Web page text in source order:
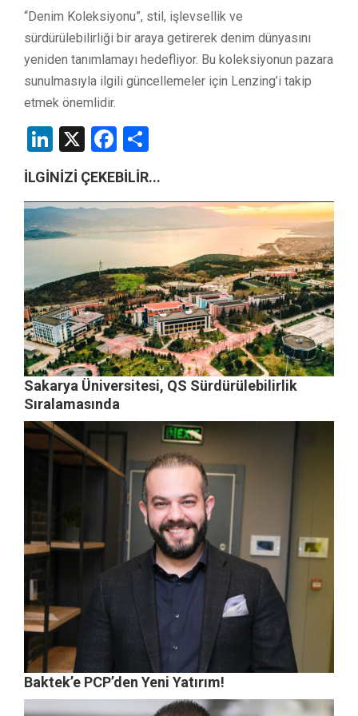
“Denim Koleksiyonu”, stil, işlevsellik ve
sürdürülebilirliği bir araya getirerek denim dünyasını
yeniden tanımlamayı hedefliyor. Bu koleksiyonun pazara
sunulmasıyla ilgili güncellemeler için Lenzing’i takip
etmek önemlidir.
LinkedIn
X Facebook
İLGİNİZİ ÇEKEBİLİR...
Sakarya Üniversitesi, QS Sürdürülebilirlik
Sıralamasında
Baktek’e PCP’den Yeni Yatırım!